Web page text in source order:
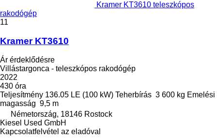
Kramer KT3610 teleszkópos
rakodógép
11
Kramer KT3610
Ár érdeklődésre
Villástargonca - teleszkópos rakodógép
2022
430 óra
Teljesítmény 136.05 LE (100 kW) Teherbírás 3 600 kg Emelési
magasság 9,5 m
Németország, 18146 Rostock
Kiesel Used GmbH
Kapcsolatfelvétel az eladóval